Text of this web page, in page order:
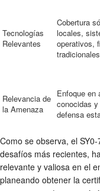
Tecnologías
Relevantes
Cobertura
locales,
operativos,
Relevancia de
la Amenaza
Enfoque en
conocidas
defensa
Como se observa, el
desafíos más recientes,
relevante y valiosa en el
planeando obtener la